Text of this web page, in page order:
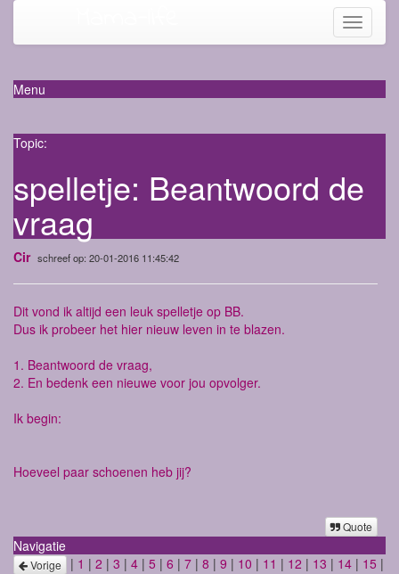
Toggle
Menu
Topic:
spelletje: Beantwoord de
vraag
Cir schreef op: 20-01-2016 11:45:42
Dit vond ik altijd een leuk spelletje op BB.
Dus ik probeer het hier nieuw leven in te blazen.
1. Beantwoord de vraag,
2. En bedenk een nieuwe voor jou opvolger.
Ik begin:
Hoeveel paar schoenen heb jij?
Quote
Navigatie
Vorige | 1 | 2 | 3 | 4 | 5 | 6 | 7 | 8 | 9 | 10 | 11 | 12 | 13 | 14 | 15 |